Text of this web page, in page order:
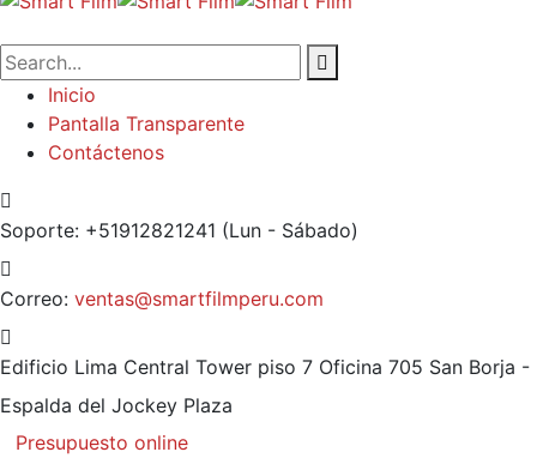
Inicio
Pantalla Transparente
Contáctenos
Soporte: +51912821241 (Lun - Sábado)
Correo: ventas@smartfilmperu.com
Edificio Lima Central Tower piso 7 Oficina 705 San Borja -
Espalda del Jockey Plaza
Presupuesto online